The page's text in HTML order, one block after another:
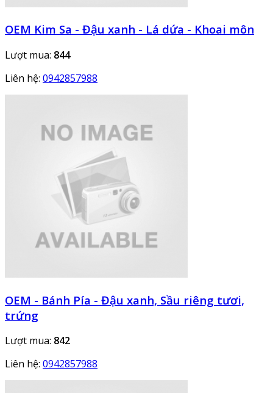
OEM Kim Sa - Đậu xanh - Lá dứa - Khoai môn
Lượt mua: 844
Liên hệ: 0942857988
OEM - Bánh Pía - Đậu xanh, Sầu riêng tươi,
trứng
Lượt mua: 842
Liên hệ: 0942857988